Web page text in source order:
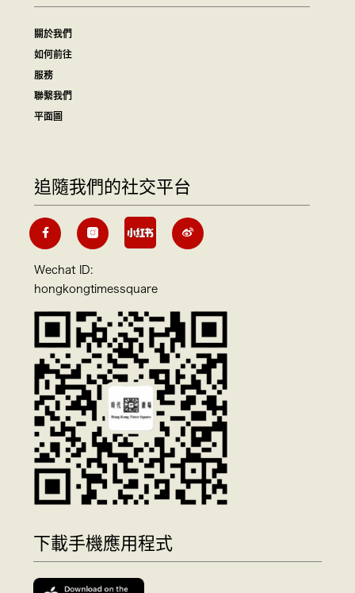
關於我們
如何前往
服務
聯繫我們
平面圖
追隨我們的社交平台
Wechat ID:
hongkongtimessquare
下載手機應用程式